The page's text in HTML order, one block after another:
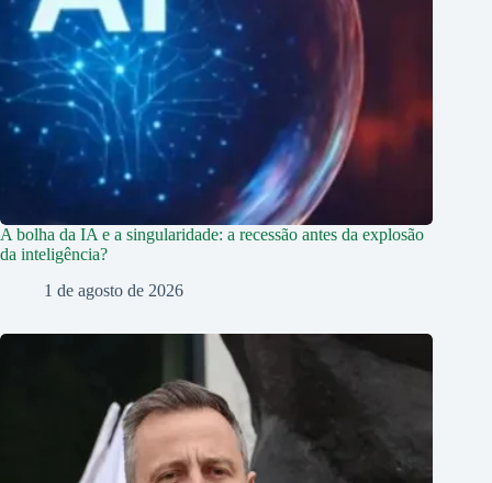
A bolha da IA e a singularidade: a recessão antes da explosão
da inteligência?
1 de agosto de 2026